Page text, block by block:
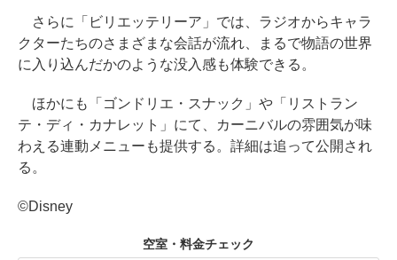
さらに「ビリエッテリーア」では、ラジオからキャラ
クターたちのさまざまな会話が流れ、まるで物語の世界
に入り込んだかのような没入感も体験できる。
ほかにも「ゴンドリエ・スナック」や「リストラン
テ・ディ・カナレット」にて、カーニバルの雰囲気が味
わえる連動メニューも提供する。詳細は追って公開され
る。
©Disney
空室・料金チェック